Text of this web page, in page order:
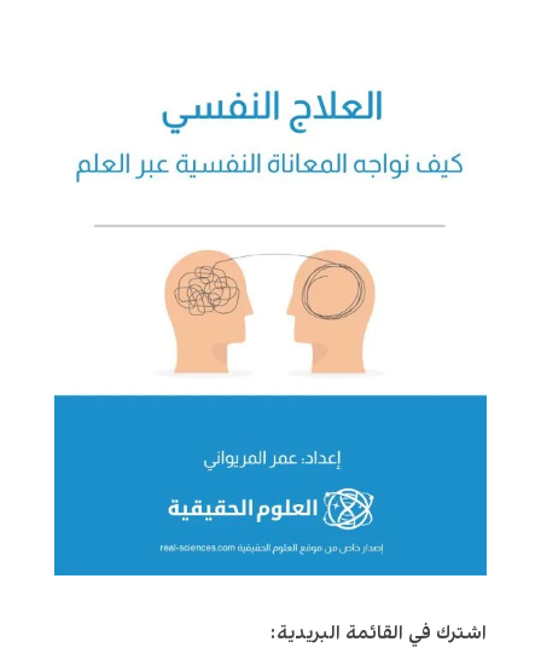
اشترك في القائمة البريدية: